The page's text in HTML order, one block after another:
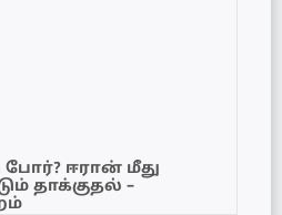
போர்? ஈரான் மீது
தாக்குதல் –